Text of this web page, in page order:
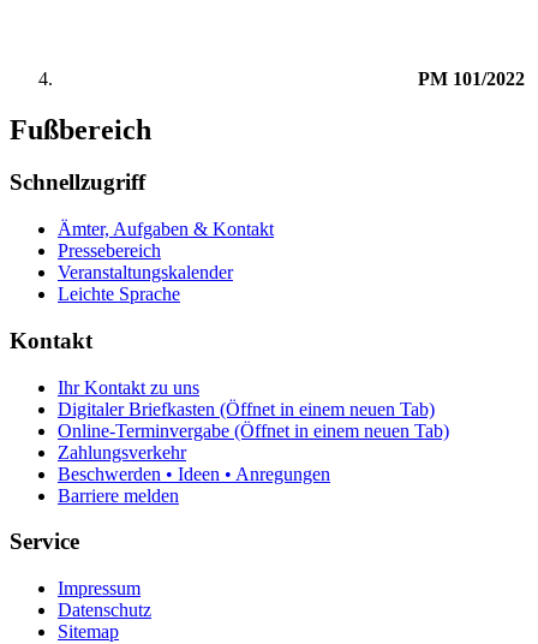
PM 101/2022
Fußbereich
Schnellzugriff
Ämter, Aufgaben & Kontakt
Pressebereich
Veranstaltungskalender
Leichte Sprache
Kontakt
Ihr Kontakt zu uns
Digitaler Briefkasten (Öffnet in einem neuen Tab)
Online-Terminvergabe (Öffnet in einem neuen Tab)
Zahlungsverkehr
Beschwerden • Ideen • Anregungen
Barriere melden
Service
Impressum
Datenschutz
Sitemap